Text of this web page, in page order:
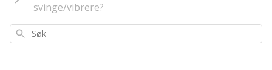
svinge/vibrere?
Søk